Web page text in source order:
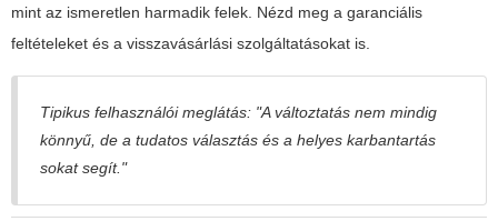
mint az ismeretlen harmadik felek. Nézd meg a garanciális
feltételeket és a visszavásárlási szolgáltatásokat is.
Tipikus felhasználói meglátás: "A változtatás nem mindig
könnyű, de a tudatos választás és a helyes karbantartás
sokat segít."